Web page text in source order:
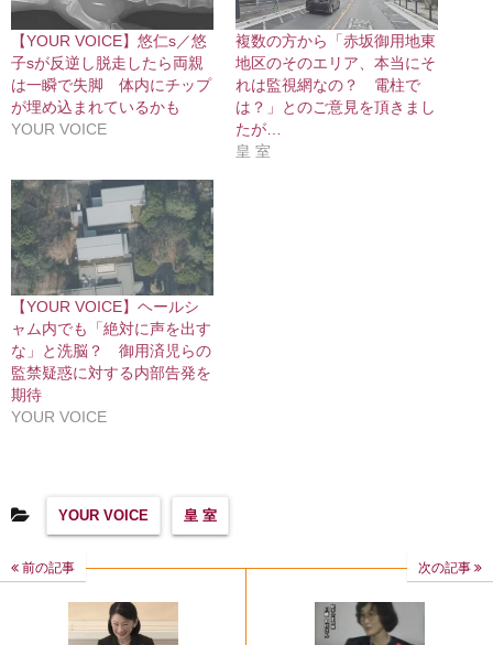
【YOUR VOICE】悠仁s／悠
子sが反逆し脱走したら両親
は一瞬で失脚 体内にチップ
が埋め込まれているかも
YOUR VOICE
複数の方から「赤坂御用地東
地区のそのエリア、本当にそ
れは監視網なの？ 電柱で
は？」とのご意見を頂きまし
たが…
皇 室
【YOUR VOICE】ヘールシ
ャム内でも「絶対に声を出す
な」と洗脳？ 御用済児らの
監禁疑惑に対する内部告発を
期待
YOUR VOICE
YOUR VOICE 皇 室
前の記事 次の記事